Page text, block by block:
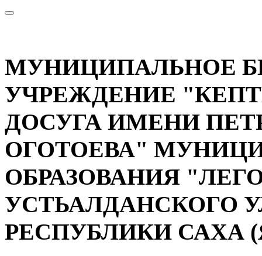
МУНИЦИПАЛЬНОЕ
УЧРЕЖДЕНИЕ
ДОСУГА ИМЕНИ
ОГОТОЕВА"
ОБРАЗОВАНИЯ
УСТЬАЛДАНСКОГО
РЕСПУБЛИКИ САХА